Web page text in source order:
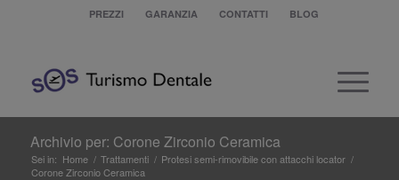
PREZZI GARANZIA CONTATTI BLOG
Archivio per: Corone Zirconio Ceramica
Sei in: Home / Trattamenti / Protesi semi-rimovibile con attacchi locator /
Corone Zirconio Ceramica